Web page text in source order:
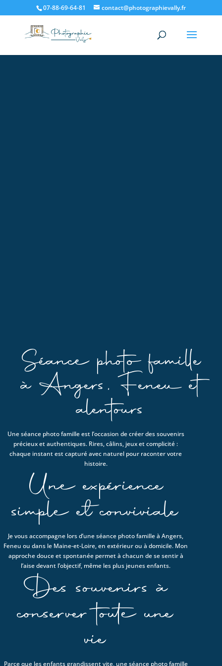
07-88-69-64-81 contact@photographievally.fr
Séance photo famille
à Angers, Feneu et
alentours
Une séance photo famille est l’occasion de créer des souvenirs
précieux et authentiques. Rires, câlins, jeux et complicité :
chaque instant est capturé avec naturel pour raconter votre
histoire.
Une expérience
simple et conviviale
Je vous accompagne lors d’une séance photo famille à Angers,
Feneu ou dans le Maine-et-Loire, en extérieur ou à domicile. Mon
approche douce et spontanée permet à chacun de se sentir à
l’aise devant l’objectif, même les plus jeunes enfants.
Des souvenirs à
conserver toute une
vie
Parce que les enfants grandissent vite, une séance photo famille